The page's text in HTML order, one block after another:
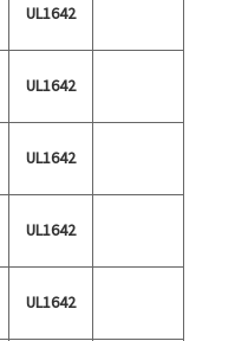
UL1642
UL1642
UL1642
UL1642
UL1642